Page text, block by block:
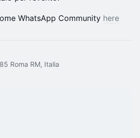
WhatsApp Community here
Roma RM, Italia